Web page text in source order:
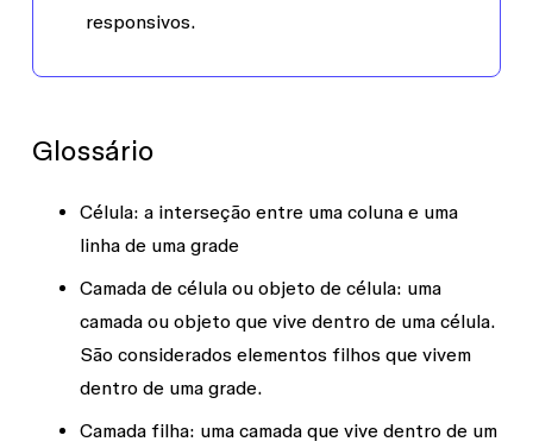
responsivos.
Glossário
Célula: a interseção entre uma coluna e uma
linha de uma grade
Camada de célulaou objeto de célula: uma
camada ou objeto que vive dentro de uma célula.
São considerados elementos filhos que vivem
dentro de uma grade.
Camada filha: uma camada que vive dentro de um